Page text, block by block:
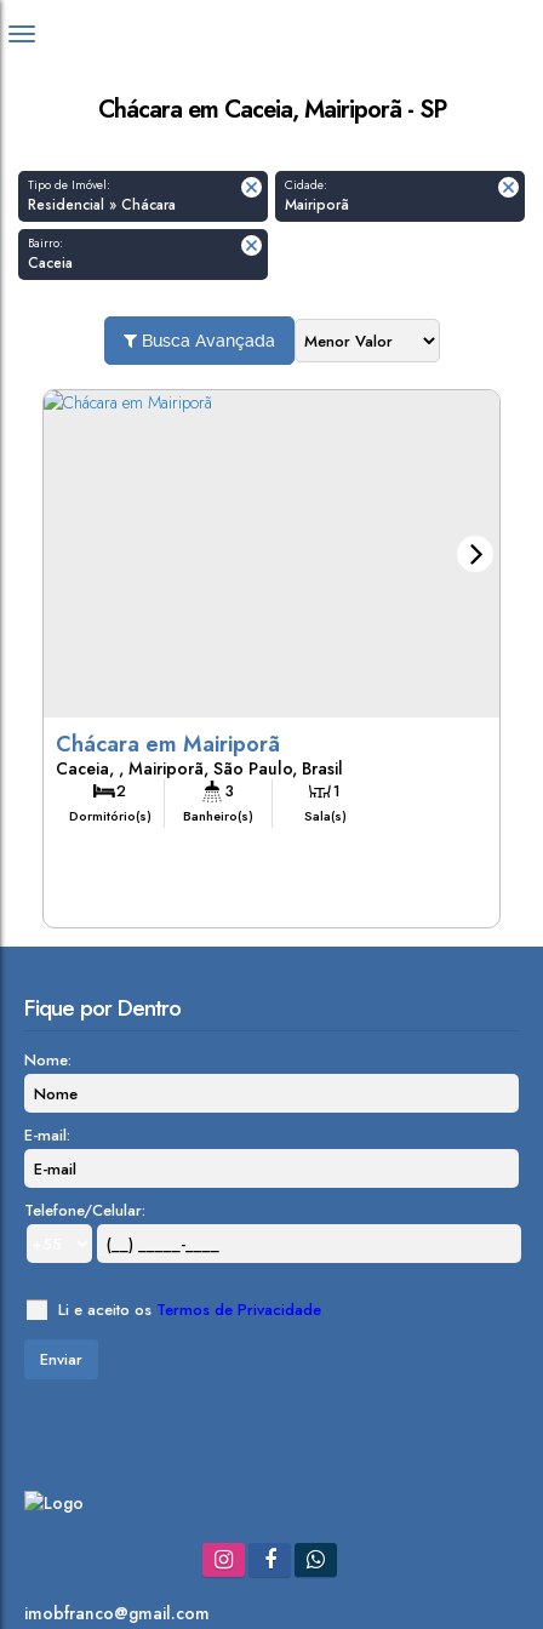
Chácara em Caceia, Mairiporã - SP
Tipo de Imóvel:
Residencial » Chácara
Cidade:
Mairiporã
Bairro:
Caceia
Busca Avançada
Chácara em Mairiporã
Caceia , Mairiporã, São Paulo, Brasil
2
Dormitório(s)
3
Banheiro(s)
1
Sala(s)
Fique por Dentro
Nome:
E-mail:
Telefone/Celular:
Li e aceito os Termos de Privacidade
imobfranco@gmail.com